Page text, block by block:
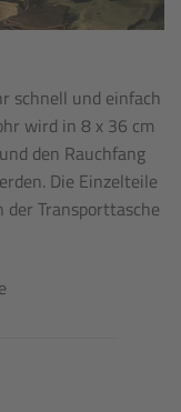
schnell und einfach
wird in 8 x 36 cm
den Rauchfang
Die Einzelteile
Transporttasche